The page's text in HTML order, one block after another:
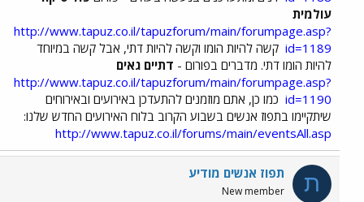
עולמית
http://www.tapuz.co.il/tapuzforum/main/forumpage.asp?
id=1189 קשה להיות הומו וקשה להיות דתי, אבל קשה במיוחד
להיות הומו דתי. מדברים בפורום - דתיים גאים
http://www.tapuz.co.il/tapuzforum/main/forumpage.asp?
id=1190 כמו כן, אתם מוזמנים להתעדכן באירועים ובאירוחים
שיתקיימו בתפוז אנשים בשבוע הקרוב בלוח האירועים החדש שלנו:
http://www.tapuz.co.il/forums/main/eventsAll.asp
ת תפוז אנשים מודיע
New member